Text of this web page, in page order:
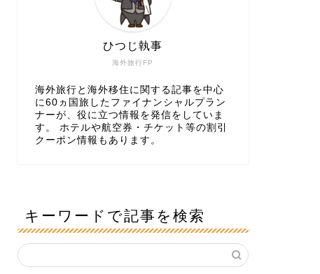
海外旅行FP
ひつじ執事
海外旅行と海外移住に関する記事を中心
に60ヵ国旅したファイナンシャルプラン
ナーが、役に立つ情報を発信をしていま
す。 ホテルや航空券・チケット等の割引
クーポン情報もあります。
キーワードで記事を検索